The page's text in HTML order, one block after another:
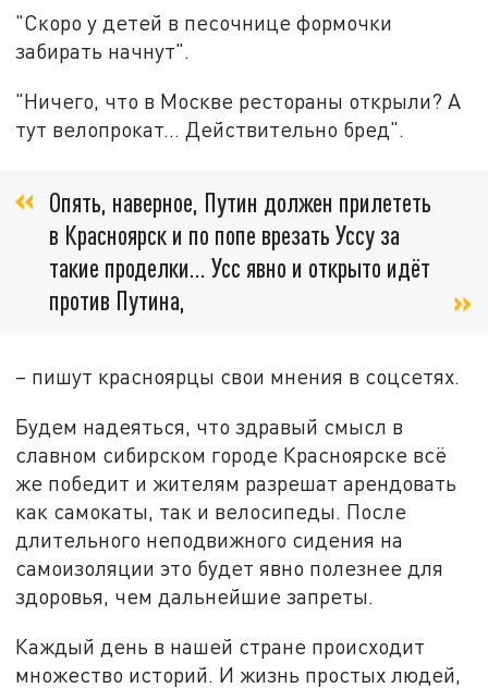
"Скоро у детей в песочнице формочки
забирать начнут".
"Ничего, что в Москве рестораны открыли? А
тут велопрокат... Действительно бред".
Опять, наверное, Путин должен прилететь
в Красноярск и по попе врезать Уссу за
такие проделки... Усс явно и открыто идёт
против Путина,
– пишут красноярцы свои мнения в соцсетях.
Будем надеяться, что здравый смысл в
славном сибирском городе Красноярске всё
же победит и жителям разрешат арендовать
как самокаты, так и велосипеды. После
длительного неподвижного сидения на
самоизоляции это будет явно полезнее для
здоровья, чем дальнейшие запреты.
Каждый день в нашей стране происходит
множество историй. И жизнь простых людей,